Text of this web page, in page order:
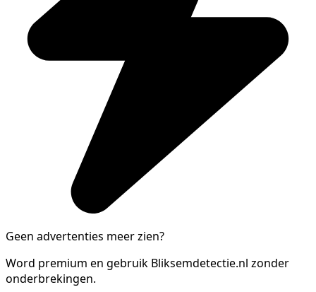
Geen advertenties meer zien?
Word premium en gebruik Bliksemdetectie.nl zonder
onderbrekingen.